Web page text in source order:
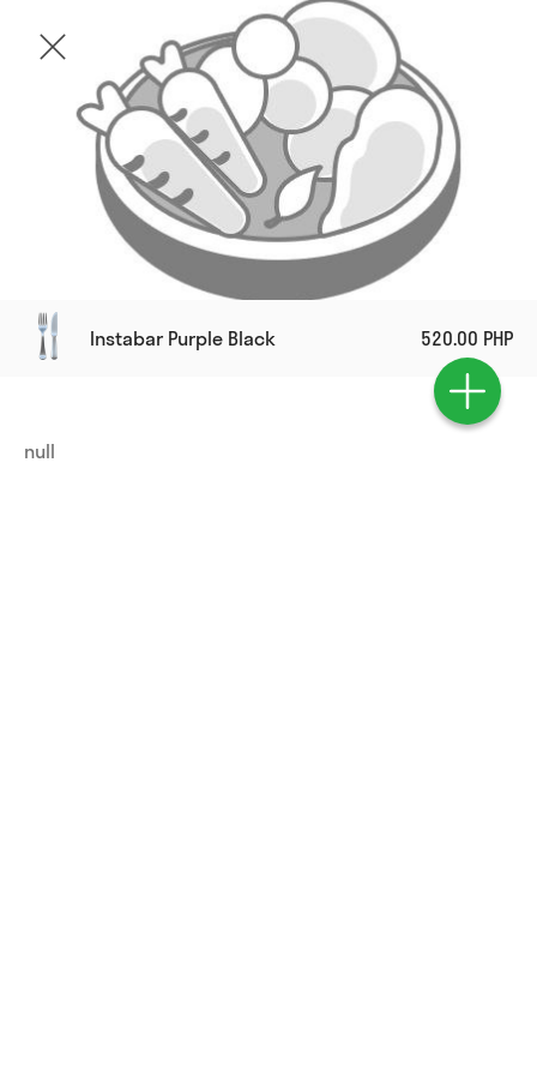
Instabar Purple Black 520.00 PHP
null